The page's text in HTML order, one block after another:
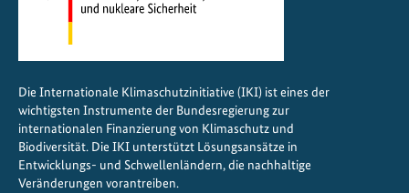
r
g
i
e
Die Internationale Klimaschutzinitiative (IKI) ist eines der
wichtigsten Instrumente der Bundesregierung zur
internationalen Finanzierung von Klimaschutz und
Biodiversität. Die IKI unterstützt Lösungsansätze in
Entwicklungs- und Schwellenländern, die nachhaltige
Veränderungen vorantreiben.